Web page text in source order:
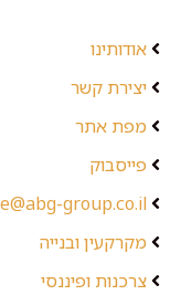
אודותינו
יצירת קשר
מפת אתר
פייסבוק
group.co.il
מקרקעין ובנייה
צרכנות ופיננסי